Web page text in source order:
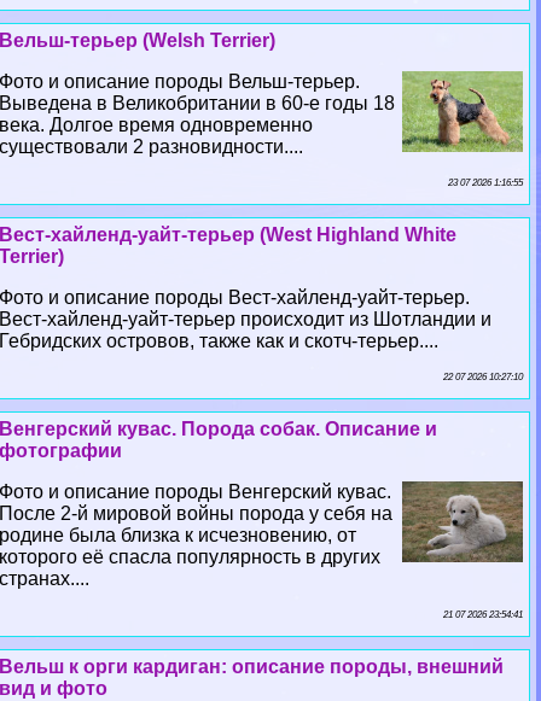
Вельш-терьер (Welsh Terrier)
Фото и описание породы Вельш-терьер.
Выведена в Великобритании в 60-е годы 18
века. Долгое время одновременно
существовали 2 разновидности....
23 07 2026 1:16:55
Вест-хайленд-уайт-терьер (West Highland White
Terrier)
Фото и описание породы Вест-хайленд-уайт-терьер.
Вест-хайленд-уайт-терьер происходит из Шотландии и
Гебридских островов, также как и скотч-терьер....
22 07 2026 10:27:10
Венгерский кувас. Порода собак. Описание и
фотографии
Фото и описание породы Венгерский кувас.
После 2-й мировой войны порода у себя на
родине была близка к исчезновению, от
которого её спасла популярность в других
странах....
21 07 2026 23:54:41
Вельш к opги кардиган: описание породы, внешний
вид и фото